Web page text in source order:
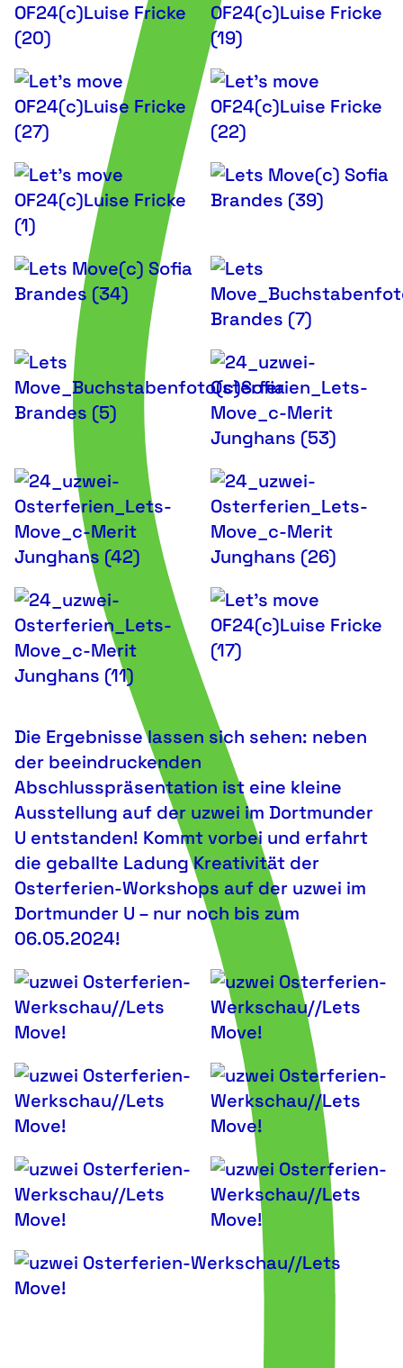
Die Ergebnisse lassen sich sehen: neben
der beeindruckenden
Abschlusspräsentation ist eine kleine
Ausstellung auf der uzwei im Dortmunder
U entstanden! Kommt vorbei und erfahrt
die geballte Ladung Kreativität der
Osterferien-Workshops auf der uzwei im
Dortmunder U – nur noch bis zum
06.05.2024!